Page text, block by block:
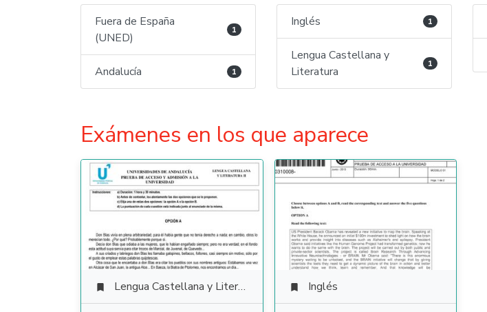
Fuera de España
(UNED)
1
Andalucía 1
Inglés 1
Lengua Castellana y
Literatura
1
Exámenes en los que aparece
 Lengua Castellana y Literatura  Inglés